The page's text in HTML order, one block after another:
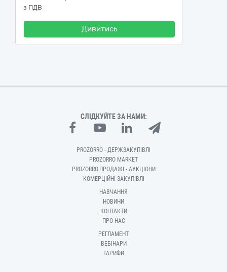
з ПДВ
Дивитись
СЛІДКУЙТЕ ЗА НАМИ:
PROZORRO - ДЕРЖЗАКУПІВЛІ
PROZORRO MARKET
PROZORRO.ПРОДАЖІ - АУКЦІОНИ
КОМЕРЦІЙНІ ЗАКУПІВЛІ
НАВЧАННЯ
НОВИНИ
КОНТАКТИ
ПРО НАС
РЕГЛАМЕНТ
ВЕБІНАРИ
ТАРИФИ